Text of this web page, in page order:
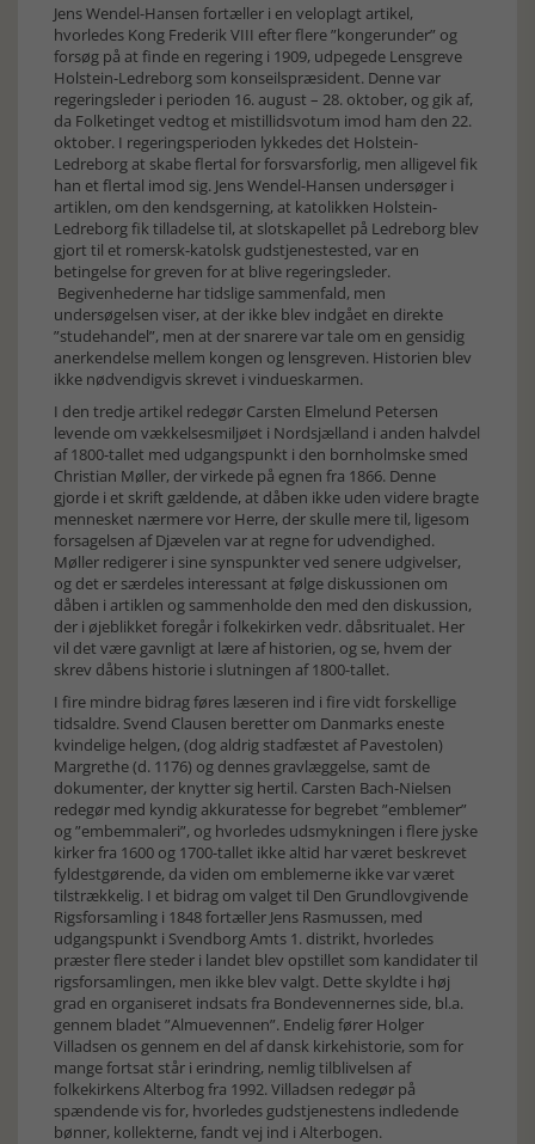
Jens Wendel-Hansen fortæller i en veloplagt artikel,
hvorledes Kong Frederik VIII efter flere ”kongerunder” og
forsøg på at finde en regering i 1909, udpegede Lensgreve
Holstein-Ledreborg som konseilspræsident. Denne var
regeringsleder i perioden 16. august – 28. oktober, og gik af,
da Folketinget vedtog et mistillidsvotum imod ham den 22.
oktober. I regeringsperioden lykkedes det Holstein-
Ledreborg at skabe flertal for forsvarsforlig, men alligevel fik
han et flertal imod sig. Jens Wendel-Hansen undersøger i
artiklen, om den kendsgerning, at katolikken Holstein-
Ledreborg fik tilladelse til, at slotskapellet på Ledreborg blev
gjort til et romersk-katolsk gudstjenestested, var en
betingelse for greven for at blive regeringsleder.
Begivenhederne har tidslige sammenfald, men
undersøgelsen viser, at der ikke blev indgået en direkte
”studehandel”, men at der snarere var tale om en gensidig
anerkendelse mellem kongen og lensgreven. Historien blev
ikke nødvendigvis skrevet i vindueskarmen.
I den tredje artikel redegør Carsten Elmelund Petersen
levende om vækkelsesmiljøet i Nordsjælland i anden halvdel
af 1800-tallet med udgangspunkt i den bornholmske smed
Christian Møller, der virkede på egnen fra 1866. Denne
gjorde i et skrift gældende, at dåben ikke uden videre bragte
mennesket nærmere vor Herre, der skulle mere til, ligesom
forsagelsen af Djævelen var at regne for udvendighed.
Møller redigerer i sine synspunkter ved senere udgivelser,
og det er særdeles interessant at følge diskussionen om
dåben i artiklen og sammenholde den med den diskussion,
der i øjeblikket foregår i folkekirken vedr. dåbsritualet. Her
vil det være gavnligt at lære af historien, og se, hvem der
skrev dåbens historie i slutningen af 1800-tallet.
I fire mindre bidrag føres læseren ind i fire vidt forskellige
tidsaldre. Svend Clausen beretter om Danmarks eneste
kvindelige helgen, (dog aldrig stadfæstet af Pavestolen)
Margrethe (d. 1176) og dennes gravlæggelse, samt de
dokumenter, der knytter sig hertil. Carsten Bach-Nielsen
redegør med kyndig akkuratesse for begrebet ”emblemer”
og ”embemmaleri”, og hvorledes udsmykningen i flere jyske
kirker fra 1600 og 1700-tallet ikke altid har været beskrevet
fyldestgørende, da viden om emblemerne ikke var været
tilstrækkelig. I et bidrag om valget til Den Grundlovgivende
Rigsforsamling i 1848 fortæller Jens Rasmussen, med
udgangspunkt i Svendborg Amts 1. distrikt, hvorledes
præster flere steder i landet blev opstillet som kandidater til
rigsforsamlingen, men ikke blev valgt. Dette skyldte i høj
grad en organiseret indsats fra Bondevennernes side, bl.a.
gennem bladet ”Almuevennen”. Endelig fører Holger
Villadsen os gennem en del af dansk kirkehistorie, som for
mange fortsat står i erindring, nemlig tilblivelsen af
folkekirkens Alterbog fra 1992. Villadsen redegør på
spændende vis for, hvorledes gudstjenestens indledende
bønner, kollekterne, fandt vej ind i Alterbogen.